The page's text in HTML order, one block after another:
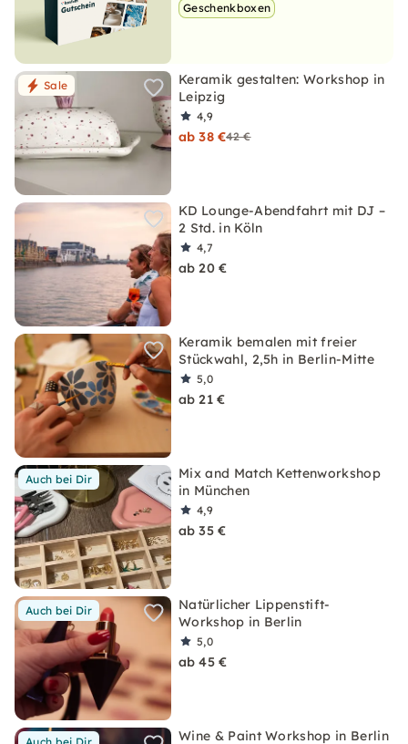
Geschenkboxen
Sale
Keramik gestalten: Workshop in
Leipzig
4,9
ab 38 €42 €
KD Lounge-Abendfahrt mit DJ –
2 Std. in Köln
4,7
ab 20 €
Keramik bemalen mit freier
Stückwahl, 2,5h in Berlin-Mitte
5,0
ab 21 €
Auch bei Dir
Mix and Match Kettenworkshop
in München
4,9
ab 35 €
Auch bei Dir
Natürlicher Lippenstift-
Workshop in Berlin
5,0
ab 45 €
Wine & Paint Workshop in Berlin